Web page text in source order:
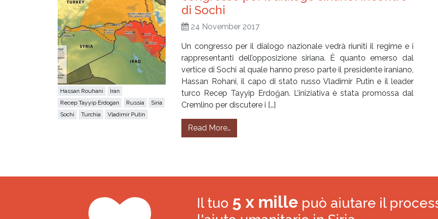
Hassan Rouhani
Iran
Recep Tayyip Erdogan
Russia
Siria
Sochi
Turchia Vladimir Putin
di Sochi
24 November 2017
Un congresso per il dialogo nazionale vedrà riuniti il regime e i
rappresentanti dell’opposizione siriana. È quanto emerso dal
vertice di Sochi al quale hanno preso parte il presidente iraniano,
Hassan Rohani, il capo di stato russo Vladimir Putin e il leader
turco Recep Tayyip Erdoğan. L’iniziativa è stata promossa dal
Cremlino per discutere i […]
Read More…
Il tuo 5 x mille può aiutare il